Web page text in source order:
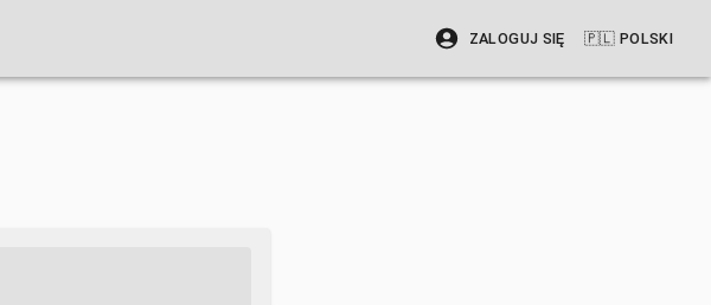
ZALOGUJ SIĘ 🇵🇱 POLSKI